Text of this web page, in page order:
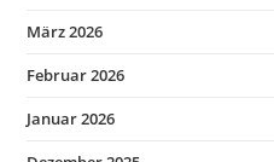
März 2026
Februar 2026
Januar 2026